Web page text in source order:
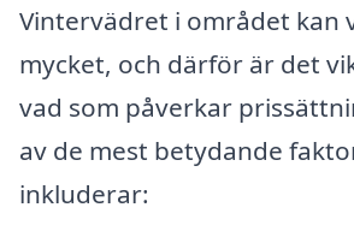
Vintervädret i området kan
mycket, och därför är det
vad som påverkar
av de mest betydande
inkluderar: